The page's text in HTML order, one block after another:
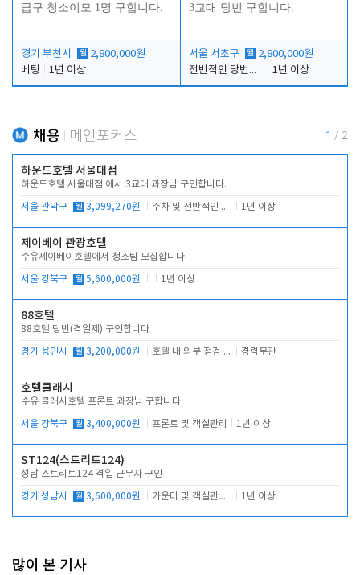
급구 청소이모 1명 구합니다.
경기 부천시 월 2,800,000원
베팅
1년 이상
3교대 당번 구합니다.
서울 서초구 월 2,800,000원
전반적인 당번업무
1년 이상
채용 메인포커스 1 / 2
하운드호텔 서울대점
하운드호텔 서울대점 에서 3교대 과장님 구인합니다.
서울 관악구 월 3,099,270원 주차 및 전반적인 당번업무 1년 이상
제이베이 관광호텔
수유제이베이호텔에서 청소팀 모집합니다
서울 강북구 월 5,600,000원 1년 이상
88호텔
88호텔 당번(격일제) 구인합니다
경기 용인시 월 3,200,000원 호텔 내 외부 점검 및 프런트 운영 경력무관
호텔클래시
수유 클래시호텔 프론트 과장님 구합니다.
서울 강북구 월 3,400,000원 프론트 및 객실관리 1년 이상
ST124(스트리트124)
성남 스트리트124 격일 근무자 구인
경기 성남시 월 3,600,000원 카운터 및 객실관리 전반 1년 이상
많이 본 기사